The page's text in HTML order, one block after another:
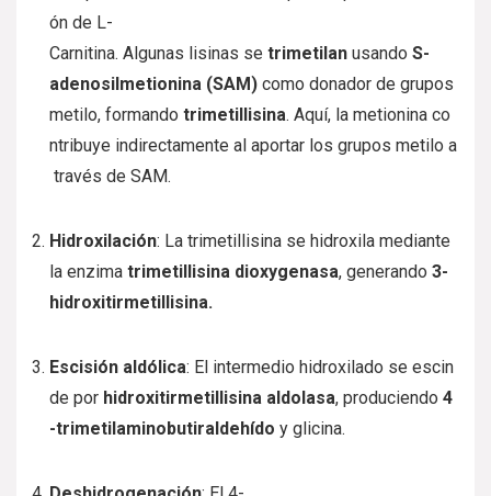
ón de L-
Carnitina. Algunas lisinas se trimetilan usando S-
adenosilmetionina (SAM) como donador de grupos
metilo, formando trimetillisina. Aquí, la metionina co
ntribuye indirectamente al aportar los grupos metilo a
través de SAM.
Hidroxilación: La trimetillisina se hidroxila mediante
la enzima trimetillisina dioxygenasa, generando 3-
hidroxitirmetillisina.
Escisión aldólica: El intermedio hidroxilado se escin
de por hidroxitirmetillisina aldolasa, produciendo 4
-trimetilaminobutiraldehído y glicina.